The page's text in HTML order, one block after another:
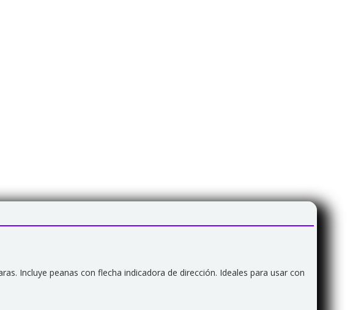
Incluye peanas con flecha indicadora de dirección. Ideales para usar con